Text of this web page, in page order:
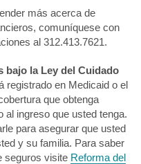
más acerca de
comuníquese con
al 312.413.7621.
bajo la Ley del Cuidado
registrado en Medicaid o el
que obtenga
al ingreso que usted tenga.
para asegurar que usted
y su familia. Para saber
seguros visite Reforma del